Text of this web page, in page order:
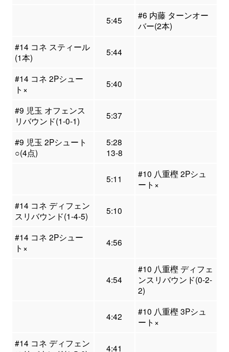
5:45
#6 内藤 ターンオー
バー(2本)
#14 コネ スティール
(1本)
5:44
#14 コネ 2Pシュー
ト×
5:40
#9 児玉 オフェンス
リバウンド(1-0-1)
5:37
#9 児玉 2Pシュート
○(4点)
5:28
13-8
5:11
#10 八重樫 2Pシュ
ート×
#14 コネ ディフェン
スリバウンド(1-4-5)
5:10
#14 コネ 2Pシュー
ト×
4:56
4:54
#10 八重樫 ディフェ
ンスリバウンド(0-2-
2)
4:42
#10 八重樫 3Pシュ
ート×
#14 コネ ディフェン
4:41